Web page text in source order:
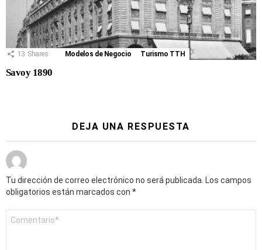
13 Shares Modelos de Negocio Turismo TTH
Savoy 1890
DEJA UNA RESPUESTA
Tu dirección de correo electrónico no será publicada. Los campos
obligatorios están marcados con *